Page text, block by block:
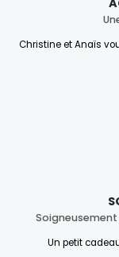
Christine et Anaïs
Un petit